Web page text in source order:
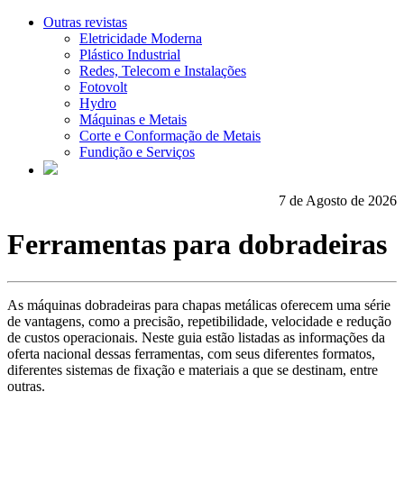
Outras revistas
Eletricidade Moderna
Plástico Industrial
Redes, Telecom e Instalações
Fotovolt
Hydro
Máquinas e Metais
Corte e Conformação de Metais
Fundição e Serviços
7 de Agosto de 2026
Ferramentas para dobradeiras
As máquinas dobradeiras para chapas metálicas oferecem uma série
de vantagens, como a precisão, repetibilidade, velocidade e redução
de custos operacionais. Neste guia estão listadas as informações da
oferta nacional dessas ferramentas, com seus diferentes formatos,
diferentes sistemas de fixação e materiais a que se destinam, entre
outras.